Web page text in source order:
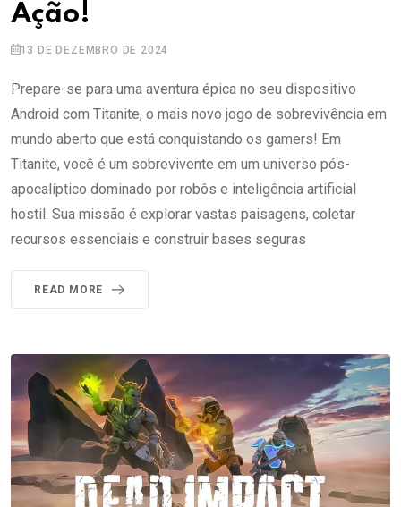
Ação!
13 DE DEZEMBRO DE 2024
Prepare-se para uma aventura épica no seu dispositivo
Android com Titanite, o mais novo jogo de sobrevivência em
mundo aberto que está conquistando os gamers! Em
Titanite, você é um sobrevivente em um universo pós-
apocalíptico dominado por robôs e inteligência artificial
hostil. Sua missão é explorar vastas paisagens, coletar
recursos essenciais e construir bases seguras
READ MORE